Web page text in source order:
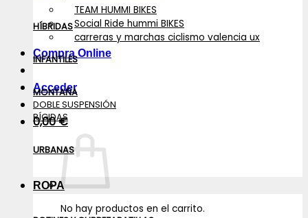
TEAM HUMMI BIKES
Social Ride hummi BIKES
carreras y marchas ciclismo valencia ux
Compra Online
Acceder
0,00€
No hay productos en el carrito.
HÍBRIDAS
INFANTILES
MONTAÑA
DOBLE SUSPENSIÓN
RÍGIDAS
URBANAS
ROPA